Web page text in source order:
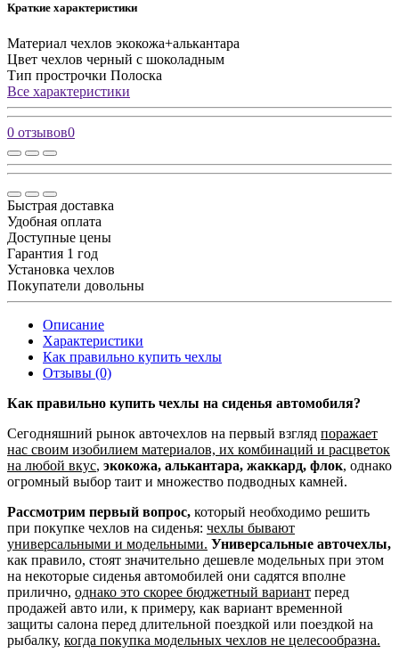
Краткие характеристики
Материал чехлов экокожа+алькантара
Цвет чехлов черный с шоколадным
Тип прострочки Полоска
Все характеристики
0 отзывов0
Быстрая доставка
Удобная оплата
Доступные цены
Гарантия 1 год
Установка чехлов
Покупатели довольны
Описание
Характеристики
Как правильно купить чехлы
Отзывы (0)
Как правильно купить чехлы на сиденья автомобиля?
Сегодняшний рынок авточехлов на первый взгляд поражает
нас своим изобилием материалов, их комбинаций и расцветок
на любой вкус, экокожа, алькантара, жаккард, флок, однако
огромный выбор таит и множество подводных камней.
Рассмотрим первый вопрос, который необходимо решить
при покупке чехлов на сиденья: чехлы бывают
универсальными и модельными. Универсальные авточехлы,
как правило, стоят значительно дешевле модельных при этом
на некоторые сиденья автомобилей они садятся вполне
прилично, однако это скорее бюджетный вариант перед
продажей авто или, к примеру, как вариант временной
защиты салона перед длительной поездкой или поездкой на
рыбалку, когда покупка модельных чехлов не целесообразна.